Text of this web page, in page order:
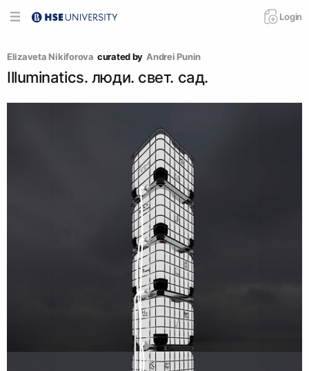
Login
Elizaveta Nikiforova curated by Andrei Punin
Illuminatics. люди. свет. сад.